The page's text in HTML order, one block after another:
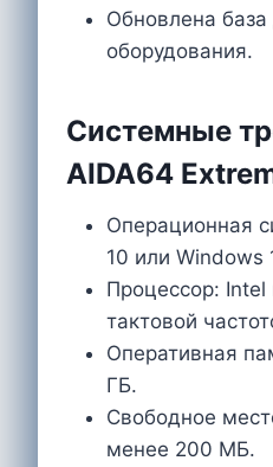
Обновлена
оборудования.
Системные
AIDA64
Операционная
10 или
Процессор: Intel
тактовой
Оперативная
ГБ.
Свободное
менее 200 МБ.